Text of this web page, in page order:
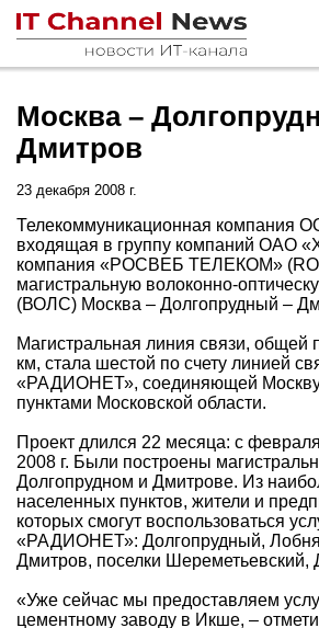
Москва –
Дмитров
23 декабря 2008 г.
Телекоммуникационная
входящая в группу компаний ОАО
компания «РОСВЕБ ТЕЛЕКОМ»
магистральную волоконно-
(ВОЛС) Москва – Долгопрудный –
Магистральная линия связи, общей
км, стала шестой по счету линией
«РАДИОНЕТ», соединяющей
пунктами Московской области.
Проект длился 22 месяца: с
2008 г. Были построены
Долгопрудном и Дмитрове. Из
населенных пунктов, жители и
которых смогут воспользоваться
«РАДИОНЕТ»: Долгопрудный,
Дмитров, поселки
«Уже сейчас мы предоставляем
цементному заводу в Икше, –